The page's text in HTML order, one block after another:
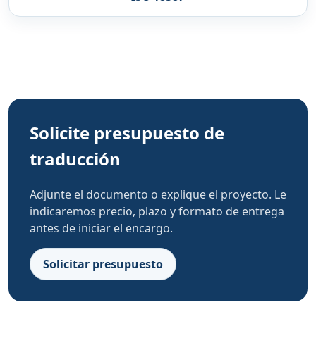
Solicite presupuesto de
traducción
Adjunte el documento o explique el proyecto. Le
indicaremos precio, plazo y formato de entrega
antes de iniciar el encargo.
Solicitar presupuesto